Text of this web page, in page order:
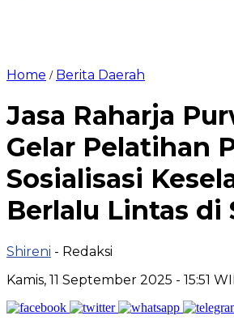
Home / Berita Daerah
Jasa Raharja
Gelar Pelatihan
Sosialisasi
Berlalu Lintas di
Shireni - Redaksi
Kamis, 11 September 2025 - 15:51